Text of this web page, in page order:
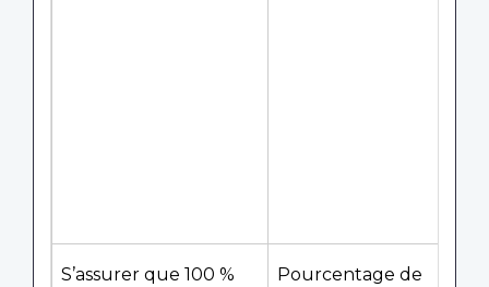
S’assurer que 100 %
Pourcentage de